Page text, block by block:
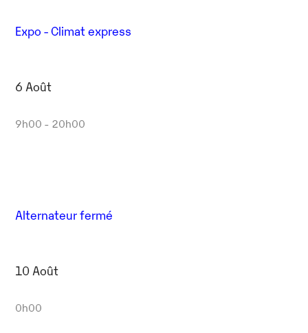
Expo - Climat express
6 Août
9h00 - 20h00
Alternateur fermé
10 Août
0h00